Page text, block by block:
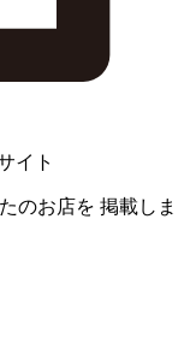
イト
のお店を 掲載しま